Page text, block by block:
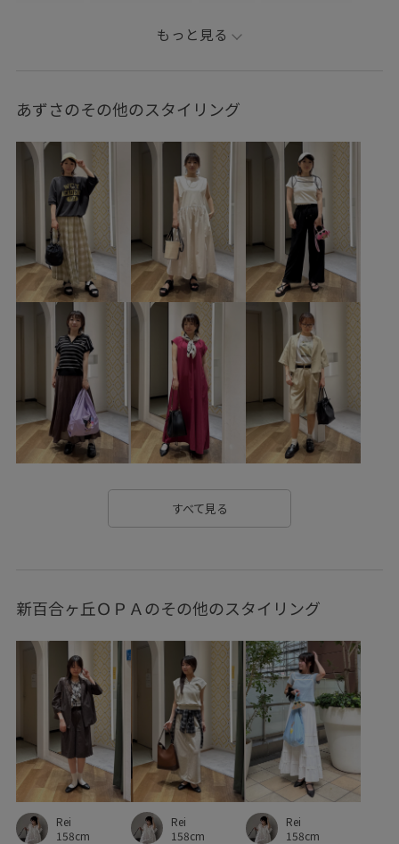
低身長カバーコーデ
ハローキティコーデ
スペシャル スペシャルデザイン
オフホワイトコーデ リボン リボンコーデ ハート
ハート柄 ハート柄コーデ 黒 黒コーデ ブラック
ブラックコーデ シアーコーデ シアートップス
シアートップスコーデ 重ね着風 重ね着風コーデ
ベーシックパンツ ベーシックパンツコーデ
ベーシックワイドパンツ ベーシックワイドパンツコーデ
パンツコーデ タックワイド タックワイドパンツ
タックワイドパンツコーデ 紺 紺コーデ ネイビー
チェーンバッグ
コンパクトバッグ 2WAY
大人女子 大人女子コーデ 大人カジュアルコーデ
パールネックレス パールネックレスコーデ マグネット
マグネットネックレス マグネットネックレスコーデ 星型
星型ネックレス ロペピクニック ropepicnic
体型カバーコーデ 産後 産後カバー
産後カバーコーデ 30代 30代コーデ 40代
40代コーデ 初春コーデ お仕事コーデ
もっと見る
あずさのその他のスタイリング
すべて見る
新百合ヶ丘ＯＰＡのその他のスタイリング
Rei
158cm
Rei
158cm
Rei
158cm